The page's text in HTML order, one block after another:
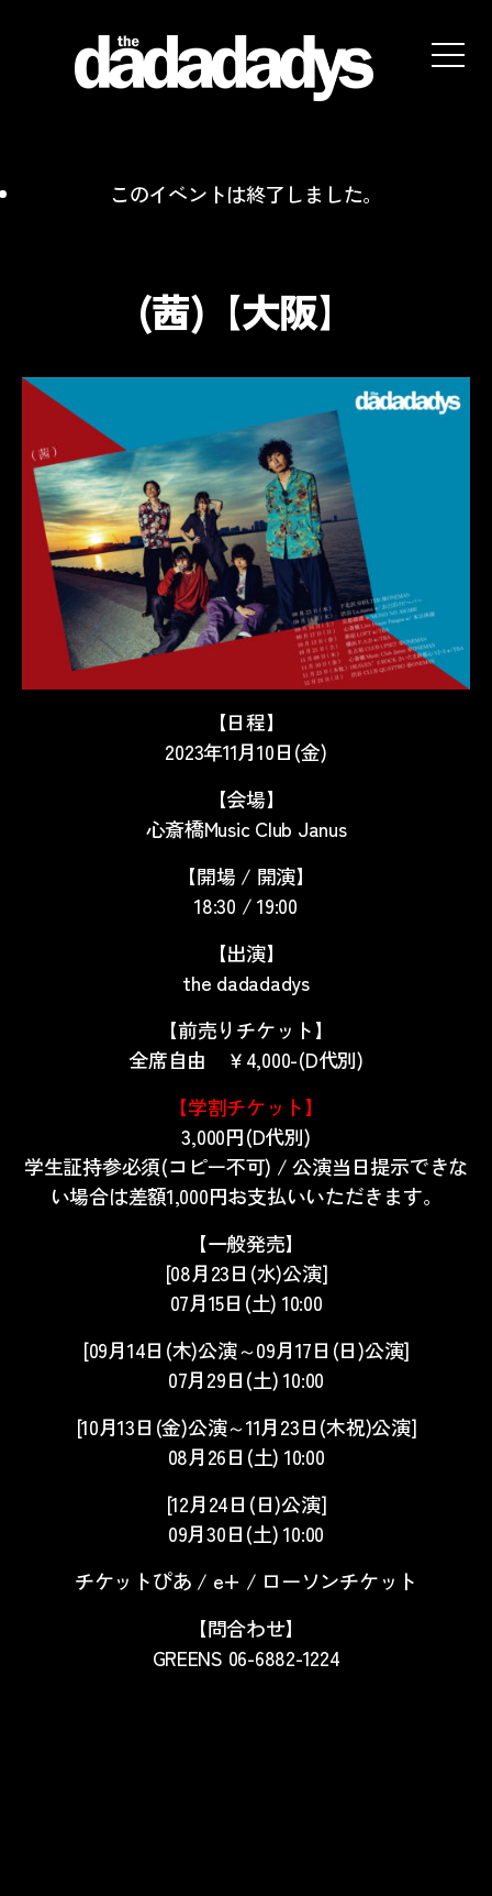
websiteこのイベントは終了しました。
(茜)【大阪】
【日程】
2023年11月10日(金)
【会場】
心斎橋Music Club Janus
【開場 / 開演】
18:30 / 19:00
【出演】
the dadadadys
【前売りチケット】
全席自由 ￥4,000-(D代別)
【学割チケット】
3,000円(D代別)
学生証持参必須(コピー不可) / 公演当日提示できな
い場合は差額1,000円お支払いいただきます。
【一般発売】
[08月23日(水)公演]
07月15日(土) 10:00
[09月14日(木)公演～09月17日(日)公演]
07月29日(土) 10:00
[10月13日(金)公演～11月23日(木祝)公演]
08月26日(土) 10:00
[12月24日(日)公演]
09月30日(土) 10:00
チケットぴあ / e+ / ローソンチケット
【問合わせ】
GREENS 06-6882-1224